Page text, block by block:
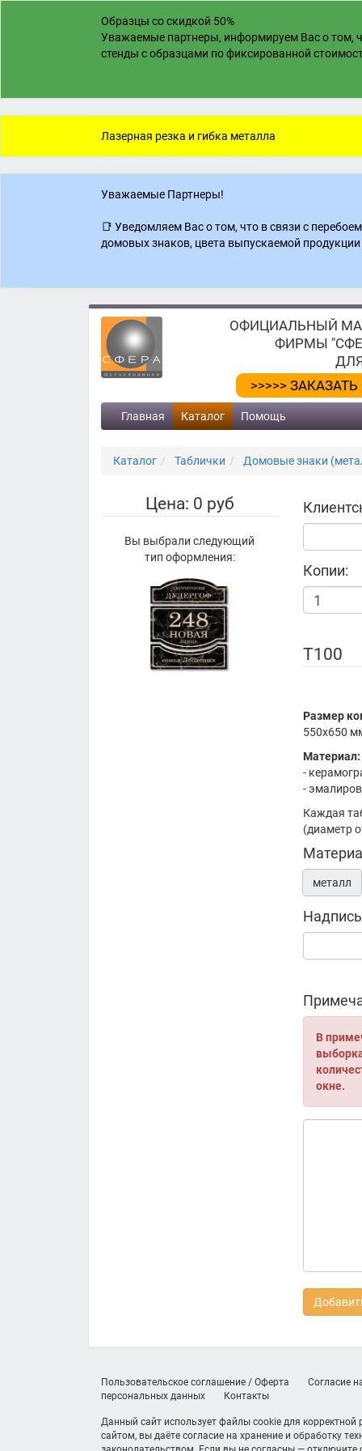
Образцы со скидкой 50%
Уважаемые партнеры, информируем Вас о том,
стенды с образцами по фиксированной
Лазерная резка и гибка металла
Уважаемые Партнеры!
📑 Уведомляем Вас о том, что в связи с
домовых знаков, цвета выпускаемой
ОФИЦИАЛЬНЫЙ
ФИРМЫ
>>>>>
Главная Каталог Помощь
Каталог Таблички Домовые знаки
Цена: 0 руб
Вы выбрали следующий
тип оформления:
Копии:
Т100
Размер
550х650
Материал:
-
-
Каждая
(диаметр
металл
Надпись
В
окне.
Пользовательское соглашение / Оферта
Согласие
персональных данных
Контакты
Данный сайт использует файлы cookie для
сайтом, вы даёте согласие на хранение и обработку